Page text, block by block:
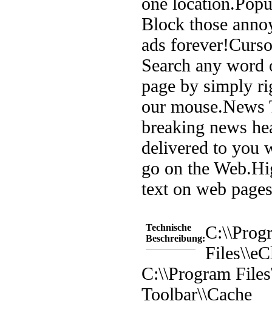
Block those
ads forever!
Search any word
page by simply
our mouse.News
breaking news
delivered to you
go on the Web.
text on web pages
Technische
Beschreibung:
C:\\Program
Toolbar\\Cache